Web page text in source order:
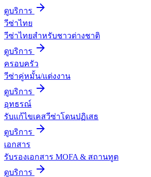
ดูบริการ
วีซ่าไทย
วีซ่าไทยสำหรับชาวต่างชาติ
ดูบริการ
ครอบครัว
วีซ่าคู่หมั้น/แต่งงาน
ดูบริการ
อุทธรณ์
รับแก้ไขเคสวีซ่าโดนปฏิเสธ
ดูบริการ
เอกสาร
รับรองเอกสาร MOFA & สถานทูต
ดูบริการ